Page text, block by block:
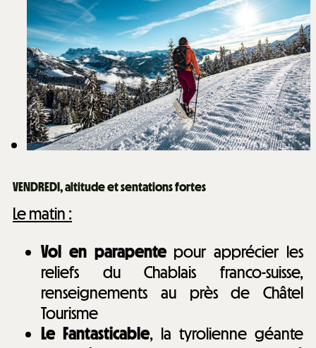
VENDREDI, altitude et sentations fortes
Le matin :
Vol en parapentepour apprécier les
reliefs du Chablais franco-suisse,
renseignements au près de Châtel
Tourisme
Le Fantasticable, la tyrolienne géante